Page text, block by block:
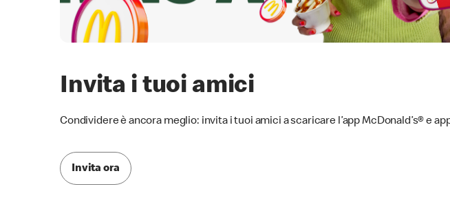
Invita i tuoi amici
Condividere è ancora meglio: invita i tuoi amici a scaricare l’app McDonald’s® e
Invita ora